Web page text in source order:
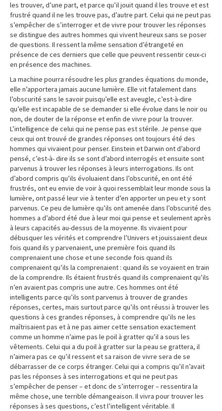
les trouver, d’une part, et parce qu’il jouit quand il les trouve et est
frustré quand il ne les trouve pas, d’autre part. Celui qui ne peut pas
s’empêcher de s’interroger et de vivre pour trouver les réponses
se distingue des autres hommes qui vivent heureux sans se poser
de questions. Il ressent la même sensation d’étrangeté en
présence de ces derniers que celle que peuvent ressentir ceux-ci
en présence des machines.
La machine pourra résoudre les plus grandes équations du monde,
elle n’apportera jamais aucune lumière. Elle vit fatalement dans
l’obscurité sans le savoir puisqu’elle est aveugle, c’est-à-dire
qu’elle est incapable de se demander si elle évolue dans le noir ou
non, de douter de la réponse et enfin de vivre pour la trouver.
L’intelligence de celui qui ne pense pas est stérile. Je pense que
ceux qui ont trouvé de grandes réponses ont toujours été des
hommes qui vivaient pour penser. Einstein et Darwin ont d’abord
pensé, c’est-à- dire ils se sont d’abord interrogés et ensuite sont
parvenus à trouver les réponses à leurs interrogations. Ils ont
d’abord compris qu’ils évoluaient dans l’obscurité, en ont été
frustrés, ont eu envie de voir à quoi ressemblait leur monde sous la
lumière, ont passé leur vie à tenter d’en apporter un peu et y sont
parvenus. Ce peu de lumière qu’ils ont amenée dans l’obscurité des
hommes a d’abord été due à leur moi qui pense et seulement après
à leurs capacités au-dessus de la moyenne. Ils vivaient pour
débusquer les vérités et comprendre l’Univers et jouissaient deux
fois quand ils y parvenaient, une première fois quand ils
comprenaient une chose et une seconde fois quand ils
comprenaient qu’ils la comprenaient : quand ils se voyaient en train
de la comprendre. Ils étaient frustrés quand ils comprenaient qu’ils
n’en avaient pas compris une autre. Ces hommes ont été
intelligents parce qu’ils sont parvenus à trouver de grandes
réponses, certes, mais surtout parce qu’ils ont réussi à trouver les
questions à ces grandes réponses, à comprendre qu’ils ne les
maîtrisaient pas et à ne pas aimer cette sensation exactement
comme un homme n’aime pas le poil à gratter qu’il a sous les
vêtements. Celui qui a du poil à gratter sur la peau se grattera, il
n’aimera pas ce qu’il ressent et sa raison de vivre sera de se
débarrasser de ce corps étranger. Celui qui a compris qu’il n’avait
pas les réponses à ses interrogations et qui ne peut pas
s’empêcher de penser – et donc de s’interroger – ressentira la
même chose, une terrible démangeaison. Il vivra pour trouver les
réponses à ses questions, c’est l’intelligent véritable. Il